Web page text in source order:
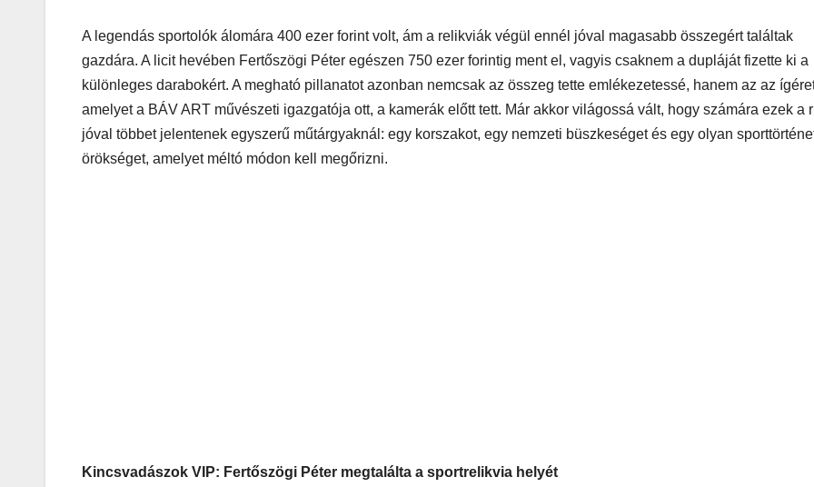
A legendás sportolók álomára 400 ezer forint volt, ám a relikviák végül ennél jóval magasabb összegért találtak
gazdára. A licit hevében Fertőszögi Péter egészen 750 ezer forintig ment el, vagyis csaknem a dupláját fizette ki a
különleges darabokért. A megható pillanatot azonban nemcsak az összeg tette emlékezetessé, hanem az az
amelyet a BÁV ART művészeti igazgatója ott, a kamerák előtt tett. Már akkor világossá vált, hogy számára ezek a
jóval többet jelentenek egyszerű műtárgyaknál: egy korszakot, egy nemzeti büszkeséget és egy olyan
örökséget, amelyet méltó módon kell megőrizni.
Kincsvadászok VIP: Fertőszögi Péter megtalálta a sportrelikvia helyét